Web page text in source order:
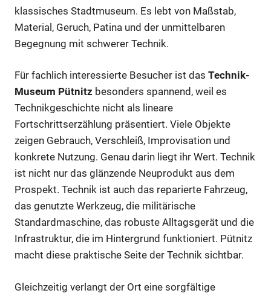
klassisches Stadtmuseum. Es lebt von Maßstab,
Material, Geruch, Patina und der unmittelbaren
Begegnung mit schwerer Technik.
Für fachlich interessierte Besucher ist das Technik-
Museum Pütnitz besonders spannend, weil es
Technikgeschichte nicht als lineare
Fortschrittserzählung präsentiert. Viele Objekte
zeigen Gebrauch, Verschleiß, Improvisation und
konkrete Nutzung. Genau darin liegt ihr Wert. Technik
ist nicht nur das glänzende Neuprodukt aus dem
Prospekt. Technik ist auch das reparierte Fahrzeug,
das genutzte Werkzeug, die militärische
Standardmaschine, das robuste Alltagsgerät und die
Infrastruktur, die im Hintergrund funktioniert. Pütnitz
macht diese praktische Seite der Technik sichtbar.
Gleichzeitig verlangt der Ort eine sorgfältige